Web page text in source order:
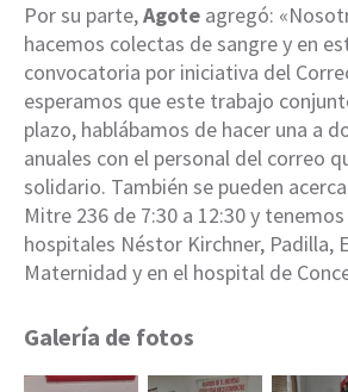
Por su parte,Agote agregó:
hacemos colectas de sangre y en
convocatoria por iniciativa del
esperamos que este trabajo
plazo, hablábamos de hacer una a
anuales con el personal del correo
solidario. También se pueden
Mitre 236 de 7:30 a 12:30 y
hospitales Néstor Kirchner, Padilla,
Maternidad y en el hospital de
Galería de fotos